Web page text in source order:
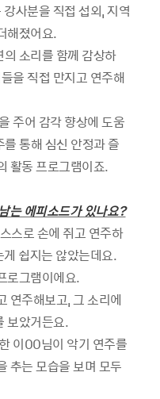
사분을 직접 섭외, 지역
해졌어요.
소리를 함께 감상하
을 직접 만지고 연주해
주어 감각 향상에 도움
통해 심신 안정과 즐
활동 프로그램이죠.
는 에피소드가 있나요?
스로 손에 쥐고 연주하
쉽지는 않았는데요.
로그램이에요.
연주해보고, 그 소리에
보았거든요.
이00님이 악기 연주를
추는 모습을 보며 모두